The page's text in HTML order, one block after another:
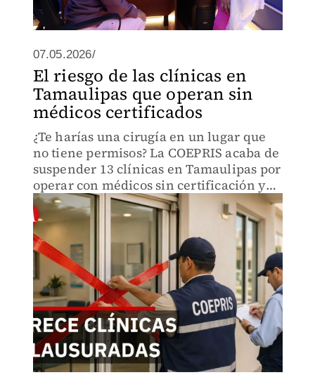
07.05.2026/
El riesgo de las clínicas en
Tamaulipas que operan sin
médicos certificados
¿Te harías una cirugía en un lugar que
no tiene permisos? La COEPRIS acaba de
suspender 13 clínicas en Tamaulipas por
operar con médicos sin certificación y
fallas estructurales graves.